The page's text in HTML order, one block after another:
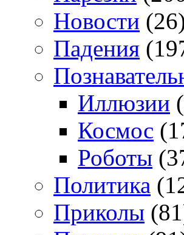
Новости
Падения
Иллюзии
Космос
Роботы
Политика
Приколы